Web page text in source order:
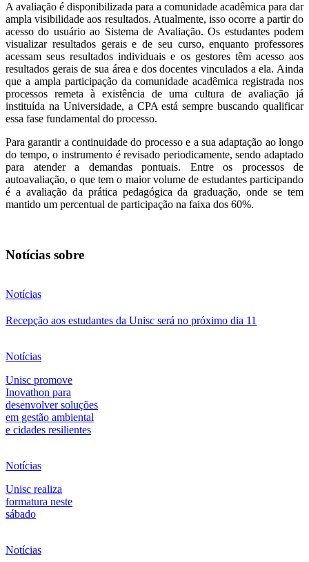
A avaliação é disponibilizada para a comunidade acadêmica para dar
ampla visibilidade aos resultados. Atualmente, isso ocorre a partir do
acesso do usuário ao Sistema de Avaliação. Os estudantes podem
visualizar resultados gerais e de seu curso, enquanto professores
acessam seus resultados individuais e os gestores têm acesso aos
resultados gerais de sua área e dos docentes vinculados a ela. Ainda
que a ampla participação da comunidade acadêmica registrada nos
processos remeta à existência de uma cultura de avaliação já
instituída na Universidade, a CPA está sempre buscando qualificar
essa fase fundamental do processo.
Para garantir a continuidade do processo e a sua adaptação ao longo
do tempo, o instrumento é revisado periodicamente, sendo adaptado
para atender a demandas pontuais. Entre os processos de
autoavaliação, o que tem o maior volume de estudantes participando
é a avaliação da prática pedagógica da graduação, onde se tem
mantido um percentual de participação na faixa dos 60%.
Notícias sobre
Notícias
Recepção aos estudantes da Unisc será no próximo dia 11
Notícias
Unisc promove
Inovathon para
desenvolver soluções
em gestão ambiental
e cidades resilientes
Notícias
Unisc realiza
formatura neste
sábado
Notícias